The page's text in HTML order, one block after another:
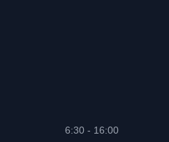
6:30 - 16:00